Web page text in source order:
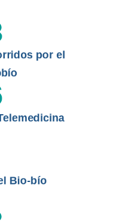
por el
Bio-bío